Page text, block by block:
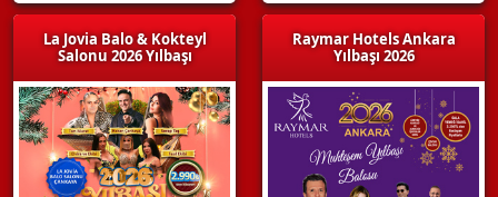
La Jovia Balo & Kokteyl
Salonu 2026 Yılbaşı
Raymar Hotels Ankara
Yılbaşı 2026